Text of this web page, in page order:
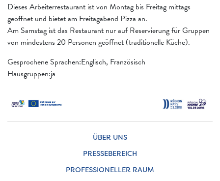
Dieses Arbeiterrestaurant ist von Montag bis Freitag mittags
geöffnet und bietet am Freitagabend Pizza an.
Am Samstag ist das Restaurant nur auf Reservierung für Gruppen
von mindestens 20 Personen geöffnet (traditionelle Küche).
Gesprochene Sprachen:Englisch, Französisch
Hausgruppen:ja
ÜBER UNS
PRESSEBEREICH
PROFESSIONELLER RAUM